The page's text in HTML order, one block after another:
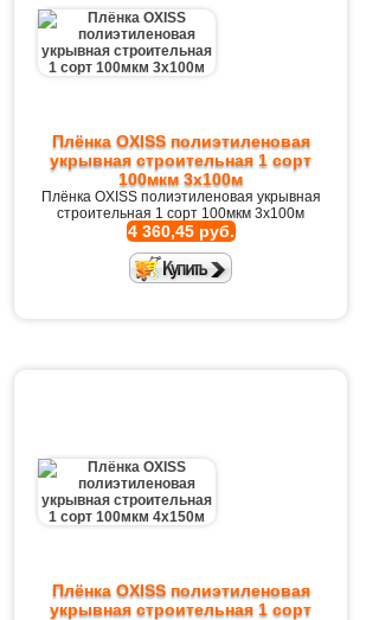
Плёнка OXISS полиэтиленовая
укрывная строительная 1 сорт
100мкм 3х100м
Плёнка OXISS полиэтиленовая укрывная
строительная 1 сорт 100мкм 3х100м
4 360,45 руб.
Плёнка OXISS полиэтиленовая
укрывная строительная 1 сорт